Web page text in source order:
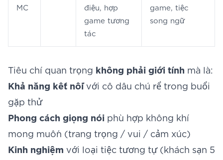
MC
điệu, hợp
game tương
tác
game, tiệc
song ngữ
Tiêu chí quan trọng không phải giới tính mà là:
Khả năng kết nốivới cô dâu chú rể trong buổi
gặp thử
Phong cách giọng nói phù hợp không khí
mong muốn (trang trọng / vui / cảm xúc)
Kinh nghiệm với loại tiệc tương tự (khách sạn 5